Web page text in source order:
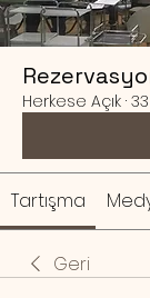
Herkese Açık ·
Tartışma
Geri